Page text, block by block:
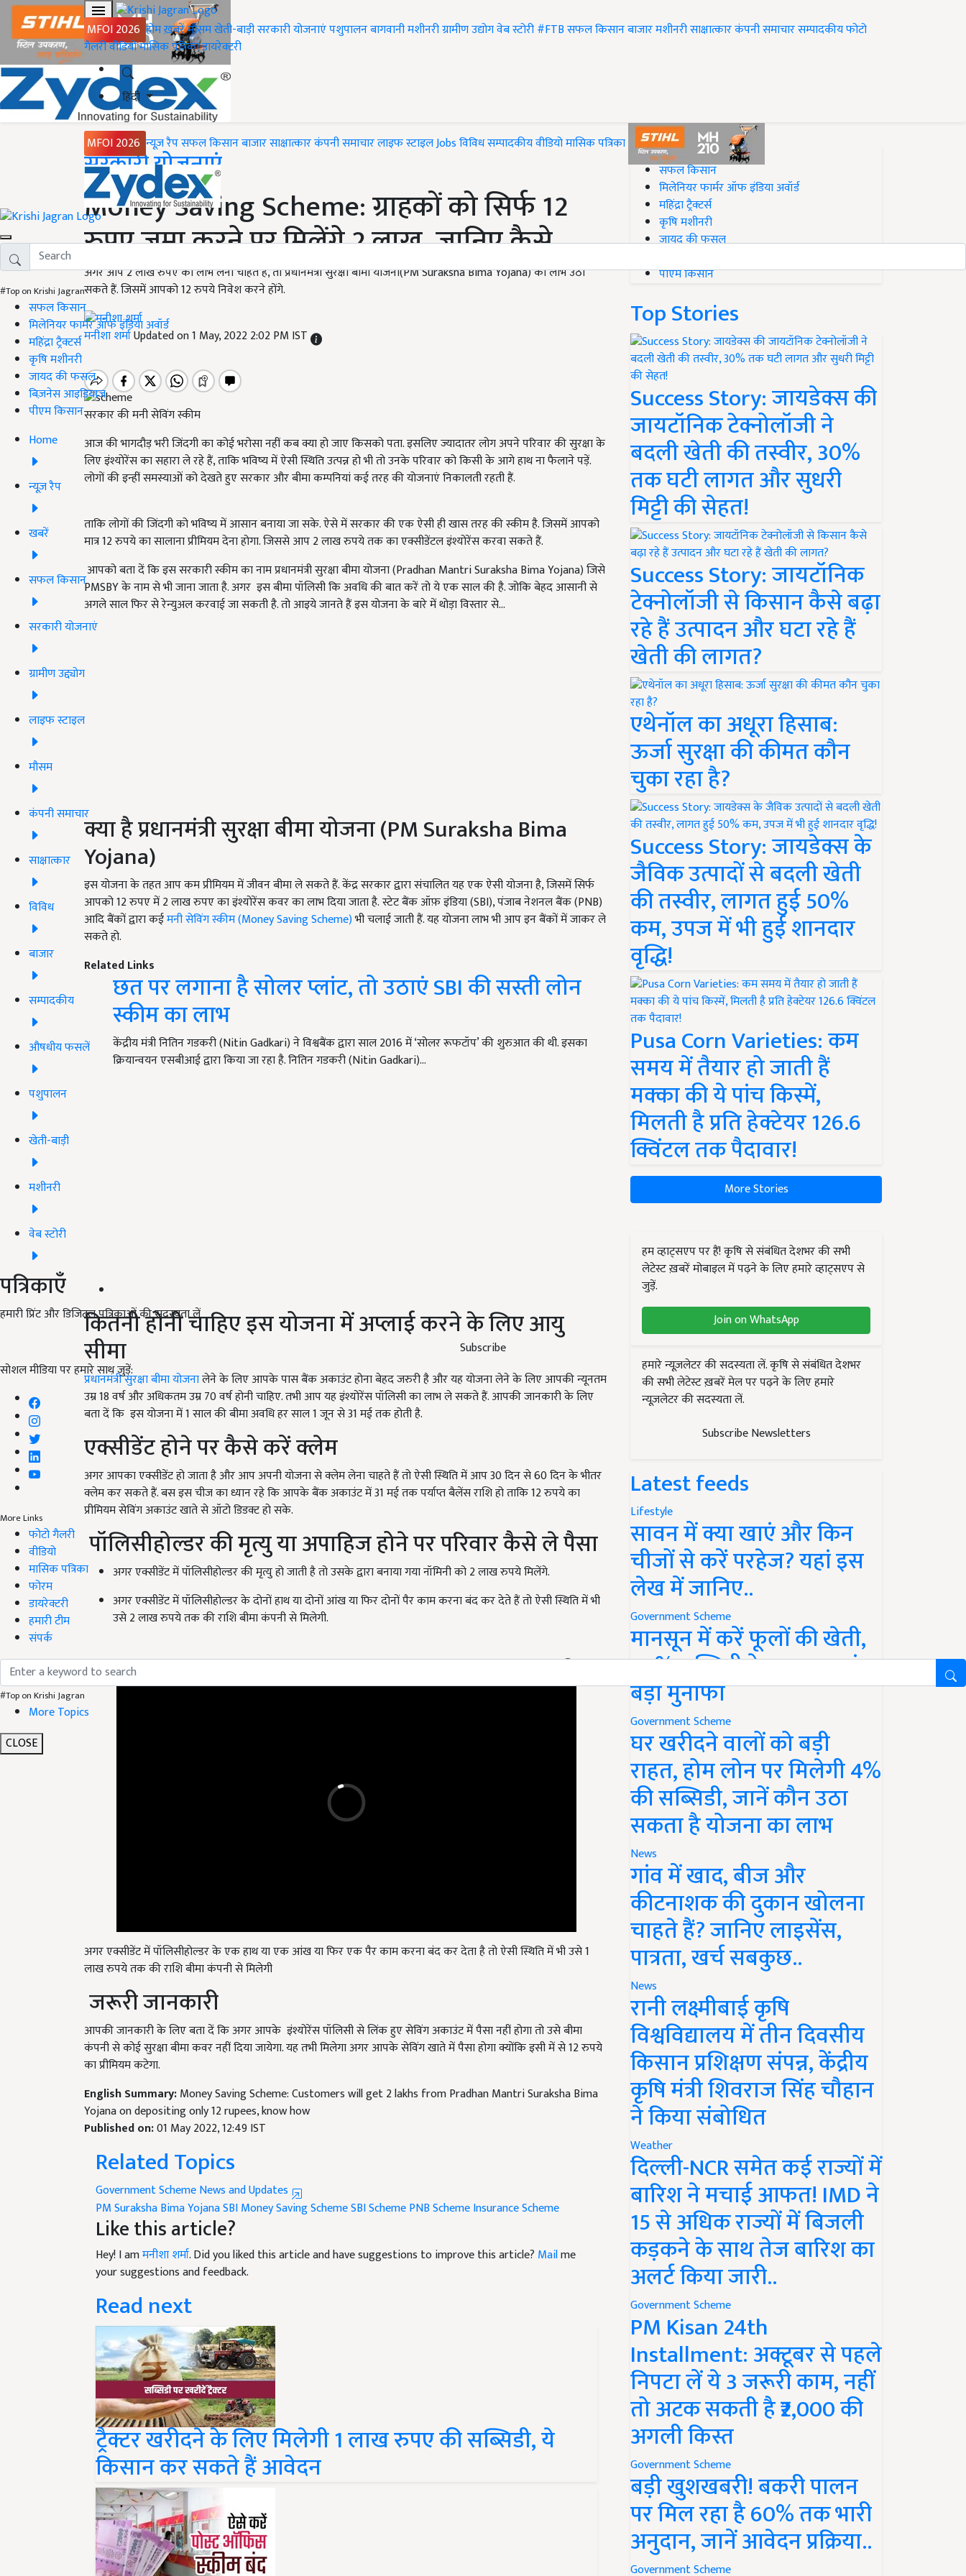
MFOI 2026 होमख़बरेंमौसमखेती-बाड़ीसरकारी योजनाएंपशुपालनबागवानीमशीनरीग्रामीण उद्योगवेब स्टोरी#FTBसफल किसानबाजारमशीनरीसाक्षात्कारकंपनी समाचारसम्पादकीयफोटो
गैलरीवीडियोमासिक पत्रिकाडायरेक्टरी
हिंदी
MFOI 2026 न्यूज़ रैपसफल किसानबाजारसाक्षात्कारकंपनी समाचारलाइफ स्टाइलJobsविविधसम्पादकीयवीडियोमासिक पत्रिका
#Top on Krishi Jagran
सफल किसान
मिलेनियर फार्मर ऑफ इंडिया अवॉर्ड
महिंद्रा ट्रैक्टर्स
कृषि मशीनरी
जायद की फसल
बिज़नेस आइडियाज
पीएम किसान
Home
न्यूज़ रैप
खबरें
सफल किसान
सरकारी योजनाएं
ग्रामीण उद्द्योग
लाइफ स्टाइल
मौसम
कंपनी समाचार
साक्षात्कार
विविध
बाजार
सम्पादकीय
औषधीय फसलें
पशुपालन
खेती-बाड़ी
मशीनरी
वेब स्टोरी
पत्रिकाएँ
हमारी प्रिंट और डिजिटल पत्रिकाओं की सदस्यता लें
Subscribe
सोशल मीडिया पर हमारे साथ जुड़ें:
More Links
फोटो गैलरी
वीडियो
मासिक पत्रिका
फोरम
डायरेक्टरी
हमारी टीम
संपर्क
#Top on Krishi Jagran
More Topics
CLOSE
Home
सरकारी योजनाएं
Money Saving Scheme: ग्राहकों को सिर्फ 12
रुपए जमा करने पर मिलेंगे 2 लाख, जानिए कैसे
अगर आप 2 लाख रुपए का लाभ लेना चाहते हैं, तो प्रधानमंत्री सुरक्षा बीमा योजना(PM Suraksha Bima Yojana) का लाभ उठा
सकते हैं. जिसमें आपको 12 रुपये निवेश करने होंगे.
मनीशा शर्माUpdated on 1 May, 2022 2:02 PM IST
सरकार की मनी सेविंग स्कीम
आज की भागदौड़ भरी जिंदगी का कोई भरोसा नहीं कब क्या हो जाए किसको पता. इसलिए ज्यादातर लोग अपने परिवार की सुरक्षा के
लिए इंश्योरेंस का सहारा ले रहे हैं, ताकि भविष्य में ऐसी स्थिति उत्पन्न हो भी तो उनके परिवार को किसी के आगे हाथ ना फैलाने पड़ें.
लोगों की इन्हीं समस्याओं को देखते हुए सरकार और बीमा कम्पनियां कई तरह की योजनाएं निकालती रहती हैं.
ताकि लोगों की जिंदगी को भविष्य में आसान बनाया जा सके. ऐसे में सरकार की एक ऐसी ही खास तरह की स्कीम है. जिसमें आपको
मात्र 12 रुपये का सालाना प्रीमियम देना होगा. जिससे आप 2 लाख रुपये तक का एक्सीडेंटल इंश्योरेंस करवा सकते हैं.
आपको बता दें कि इस सरकारी स्कीम का नाम प्रधानमंत्री सुरक्षा बीमा योजना (Pradhan Mantri Suraksha Bima Yojana)जिसे
PMSBYके नाम से भी जाना जाता है. अगर इस बीमा पॉलिसी कि अवधि की बात करें तो ये एक साल की है. जोकि बेहद आसानी से
अगले साल फिर से रेन्युअल करवाई जा सकती है. तो आइये जानते हैं इस योजना के बारे में थोड़ा विस्तार से...
क्या है प्रधानमंत्री सुरक्षा बीमा योजना (PM Suraksha Bima
Yojana)
इस योजना के तहत आप कम प्रीमियम में जीवन बीमा ले सकते हैं. केंद्र सरकार द्वारा संचालित यह एक ऐसी योजना है,जिसमें सिर्फ
आपको 12 रुपए में 2 लाख रुपए का इंश्योरेंस कवर का लाभ दिया जाता है. स्टेट बैंक ऑफ़ इंडिया (SBI),पंजाब नेशनल बैंक (PNB)
आदि बैंकों द्वारा कईमनी सेविंग स्कीम (Money Saving Scheme)भी चलाई जाती हैं. यह योजना लाभ भी आप इन बैंकों में जाकर ले
सकते हो.
Related Links
छत पर लगाना है सोलर प्लांट, तो उठाएं SBI की सस्ती लोन
स्कीम का लाभ
केंद्रीय मंत्री नितिन गडकरी (Nitin Gadkari) ने विश्वबैंक द्वारा साल 2016 में ‘सोलर रूफटॉप’ की शुरुआत की थी. इसका
क्रियान्वयन एसबीआई द्वारा किया जा रहा है. नितिन गडकरी (Nitin Gadkari)…
कितनी होनी चाहिए इस योजना में अप्लाई करने के लिए आयु
सीमा
प्रधानमंत्री सुरक्षा बीमा योजनालेने के लिए आपके पास बैंक अकाउंट होना बेहद जरुरी है और यह योजना लेने के लिए आपकी न्यूनतम
उम्र 18 वर्ष और अधिकतम उम्र 70 वर्ष होनी चाहिए. तभी आप यह इंश्योरेंस पॉलिसी का लाभ ले सकते हैं. आपकी जानकारी के लिए
बता दें कि इस योजना में 1 साल की बीमा अवधि हर साल 1 जून से 31 मई तक होती है.
एक्सीडेंट होने पर कैसे करें क्लेम
अगर आपका एक्सीडेंट हो जाता है और आप अपनी योजना से क्लेम लेना चाहते हैं तो ऐसी स्थिति में आप 30 दिन से 60 दिन के भीतर
क्लेम कर सकते हैं. बस इस चीज का ध्यान रहे कि आपके बैंक अकाउंट में 31 मई तक पर्याप्त बैलेंस राशि हो ताकि 12 रुपये का
प्रीमियम सेविंग अकाउंट खाते से ऑटो डिडक्ट हो सके.
पॉलिसीहोल्डर की मृत्यु या अपाहिज होने पर परिवार कैसे ले पैसा
अगर एक्सीडेंट में पॉलिसीहोल्डर की मृत्यु हो जाती है तो उसके द्वारा बनाया गया नॉमिनी को 2 लाख रुपये मिलेंगे.
अगर एक्सीडेंट में पॉलिसीहोल्डर के दोनों हाथ या दोनों आंख या फिर दोनों पैर काम करना बंद कर देते हैं तो ऐसी स्थिति में भी
उसे 2 लाख रुपये तक की राशि बीमा कंपनी से मिलेगी.
अगर एक्सीडेंट में पॉलिसीहोल्डर के एक हाथ या एक आंख या फिर एक पैर काम करना बंद कर देता है तो ऐसी स्थिति में भी उसे 1
लाख रुपये तक की राशि बीमा कंपनी से मिलेगी
जरूरी जानकारी
आपकी जानकारी के लिए बता दें कि अगर आपके इंश्योरेंस पॉलिसी से लिंक हुए सेविंग अकाउंट में पैसा नहीं होगा तो उसे बीमा
कंपनी से कोई सुरक्षा बीमा कवर नहीं दिया जायेगा. यह तभी मिलेगा अगर आपके सेविंग खाते में पैसा होगा क्योंकि इसी में से 12 रुपये
का प्रीमियम कटेगा.
English Summary:Money Saving Scheme: Customers will get 2 lakhs from Pradhan Mantri Suraksha Bima
Yojana on depositing only 12 rupees, know how
Published on:01 May 2022, 12:49 IST
Related Topics
Government Scheme News and Updates
PM Suraksha Bima YojanaSBI Money Saving SchemeSBI SchemePNB SchemeInsurance Scheme
Like this article?
Hey! I amमनीशा शर्मा. Did you liked this article and have suggestions to improve this article? Mailme
your suggestions and feedback.
Read next
ट्रैक्टर खरीदने के लिए मिलेगी 1 लाख रुपए की सब्सिडी, ये
किसान कर सकते हैं आवेदन
#Top on Krishi Jagran
सफल किसान
मिलेनियर फार्मर ऑफ इंडिया अवॉर्ड
महिंद्रा ट्रैक्टर्स
कृषि मशीनरी
जायद की फसल
पीएम किसान
Top Stories
Success Story: जायडेक्स की
जायटॉनिक टेक्नोलॉजी ने
बदली खेती की तस्वीर, 30%
तक घटी लागत और सुधरी
मिट्टी की सेहत!
Success Story: जायटॉनिक
टेक्नोलॉजी से किसान कैसे बढ़ा
रहे हैं उत्पादन और घटा रहे हैं
खेती की लागत?
एथेनॉल का अधूरा हिसाब:
ऊर्जा सुरक्षा की कीमत कौन
चुका रहा है?
Success Story: जायडेक्स के
जैविक उत्पादों से बदली खेती
की तस्वीर, लागत हुई 50%
कम, उपज में भी हुई शानदार
वृद्धि!
Pusa Corn Varieties: कम
समय में तैयार हो जाती हैं
मक्का की ये पांच किस्में,
मिलती है प्रति हेक्टेयर 126.6
क्विंटल तक पैदावार!
More Stories
हम व्हाट्सएप पर हैं! कृषि से संबंधित देशभर की सभी
लेटेस्ट ख़बरें मोबाइल में पढ़ने के लिए हमारे व्हाट्सएप से
जुड़ें.
Join on WhatsApp
हमारे न्यूज़लेटर की सदस्यता लें. कृषि से संबंधित देशभर
की सभी लेटेस्ट ख़बरें मेल पर पढ़ने के लिए हमारे
न्यूज़लेटर की सदस्यता लें.
Subscribe Newsletters
Latest feeds
Lifestyle
सावन में क्या खाएं और किन
चीजों से करें परहेज? यहां इस
लेख में जानिए..
Government Scheme
मानसून में करें फूलों की खेती,
50% सब्सिडी के साथ कमाएं
बड़ा मुनाफा
Government Scheme
घर खरीदने वालों को बड़ी
राहत, होम लोन पर मिलेगी 4%
की सब्सिडी, जानें कौन उठा
सकता है योजना का लाभ
News
गांव में खाद, बीज और
कीटनाशक की दुकान खोलना
चाहते हैं? जानिए लाइसेंस,
पात्रता, खर्च सबकुछ..
News
रानी लक्ष्मीबाई कृषि
विश्वविद्यालय में तीन दिवसीय
किसान प्रशिक्षण संपन्न, केंद्रीय
कृषि मंत्री शिवराज सिंह चौहान
ने किया संबोधित
Weather
दिल्ली-NCR समेत कई राज्यों में
बारिश ने मचाई आफत! IMD ने
15 से अधिक राज्यों में बिजली
कड़कने के साथ तेज बारिश का
अलर्ट किया जारी..
Government Scheme
PM Kisan 24th
Installment: अक्टूबर से पहले
निपटा लें ये 3 जरूरी काम, नहीं
तो अटक सकती है ₹2,000 की
अगली किस्त
Government Scheme
बड़ी खुशखबरी! बकरी पालन
पर मिल रहा है 60% तक भारी
अनुदान, जानें आवेदन प्रक्रिया..
Government Scheme